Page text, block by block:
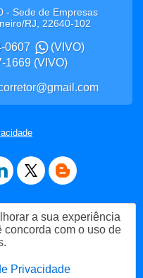
- Sede de Empresas
/RJ, 22640-102
0607
(VIVO)
1669(VIVO)
a sua experiência
concorda com o uso de
Privacidade